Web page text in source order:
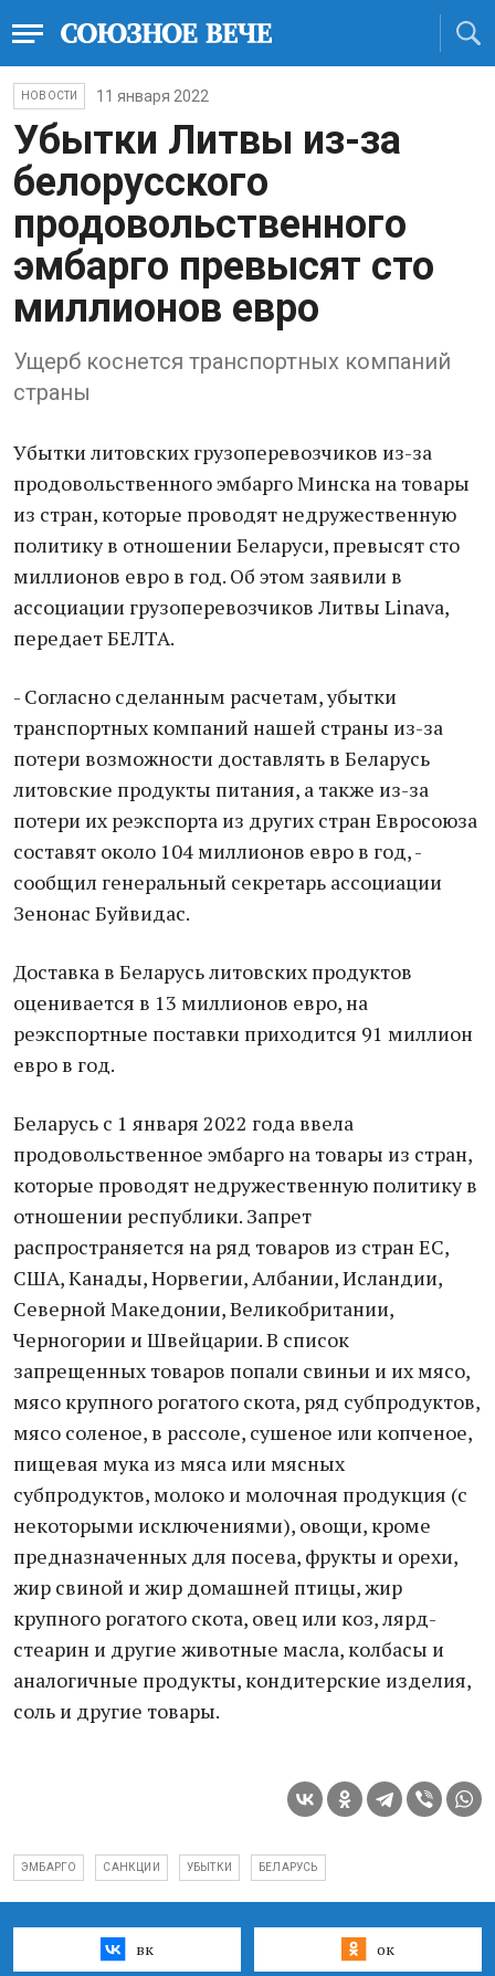
НОВОСТИ 11 января 2022
Убытки Литвы из-за
белорусского
продовольственного
эмбарго превысят сто
миллионов евро
Ущерб коснется транспортных компаний
страны
Убытки литовских грузоперевозчиков из-за
продовольственного эмбарго Минска на товары
из стран, которые проводят недружественную
политику в отношении Беларуси, превысят сто
миллионов евро в год. Об этом заявили в
ассоциации грузоперевозчиков Литвы Linava,
передает БЕЛТА.
- Согласно сделанным расчетам, убытки
транспортных компаний нашей страны из-за
потери возможности доставлять в Беларусь
литовские продукты питания, а также из-за
потери их реэкспорта из других стран Евросоюза
составят около 104 миллионов евро в год, -
сообщил генеральный секретарь ассоциации
Зенонас Буйвидас.
Доставка в Беларусь литовских продуктов
оценивается в 13 миллионов евро, на
реэкспортные поставки приходится 91 миллион
евро в год.
Беларусь с 1 января 2022 года ввела
продовольственное эмбарго на товары из стран,
которые проводят недружественную политику в
отношении республики. Запрет
распространяется на ряд товаров из стран ЕС,
США, Канады, Норвегии, Албании, Исландии,
Северной Македонии, Великобритании,
Черногории и Швейцарии. В список
запрещенных товаров попали свиньи и их мясо,
мясо крупного рогатого скота, ряд субпродуктов,
мясо соленое, в рассоле, сушеное или копченое,
пищевая мука из мяса или мясных
субпродуктов, молоко и молочная продукция (с
некоторыми исключениями), овощи, кроме
предназначенных для посева, фрукты и орехи,
жир свиной и жир домашней птицы, жир
крупного рогатого скота, овец или коз, лярд-
стеарин и другие животные масла, колбасы и
аналогичные продукты, кондитерские изделия,
соль и другие товары.
ЭМБАРГО САНКЦИИ УБЫТКИ БЕЛАРУСЬ
вк ок